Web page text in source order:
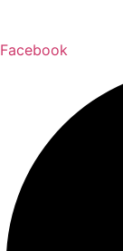
Facebook